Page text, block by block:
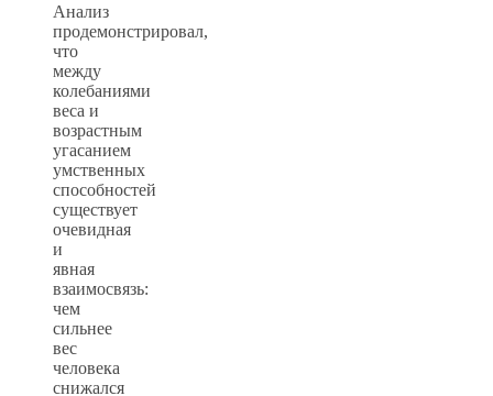
Анализ
продемонстрировал,
что
между
колебаниями
веса и
возрастным
угасанием
умственных
способностей
существует
очевидная
и
явная
взаимосвязь:
чем
сильнее
вес
человека
снижался